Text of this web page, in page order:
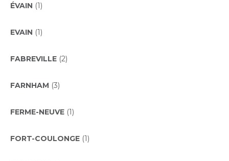
ÉVAIN (1)
EVAIN (1)
FABREVILLE (2)
FARNHAM (3)
FERME-NEUVE (1)
FORT-COULONGE (1)